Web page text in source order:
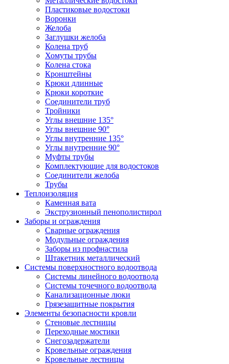
Пластиковые водостоки
Воронки
Желоба
Заглушки желоба
Колена труб
Хомуты трубы
Колена стока
Кронштейны
Крюки длинные
Крюки короткие
Соединители труб
Тройники
Углы внешние 135°
Углы внешние 90°
Углы внутренние 135°
Углы внутренние 90°
Муфты трубы
Комплектующие для водостоков
Соединители желоба
Трубы
Теплоизоляция
Каменная вата
Экструзионный пенополистирол
Заборы и ограждения
Сварные ограждения
Модульные ограждения
Заборы из профнастила
Штакетник металлический
Системы поверхностного водоотвода
Системы линейного водоотвода
Системы точечного водоотвода
Канализационные люки
Грязезащитные покрытия
Элементы безопасности кровли
Стеновые лестницы
Переходные мостики
Снегозадержатели
Кровельные ограждения
Кровельные лестницы